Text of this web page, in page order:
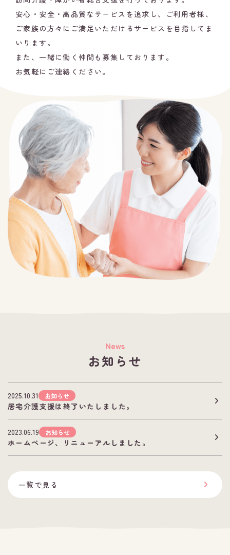
安心・安全・高品質なサービスを追求し、
ご利用者様、
ご家族の方々にご満足いただけるサービスを目指してま
いります。
また、一緒に働く仲間も募集しております。
お気軽にご連絡ください。
News
お知らせ
2025.10.31 お知らせ
居宅介護支援は終了いたしました。
2023.06.19 お知らせ
ホームページ、リニューアルしました。
一覧で見る